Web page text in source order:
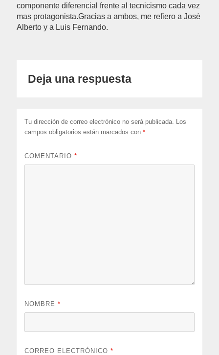
componente diferencial frente al tecnicismo cada vez
mas protagonista.Gracias a ambos, me refiero a Josè
Alberto y a Luis Fernando.
Deja una respuesta
Tu dirección de correo electrónico no será publicada. Los
campos obligatorios están marcados con*
COMENTARIO*
NOMBRE*
CORREO ELECTRÓNICO*